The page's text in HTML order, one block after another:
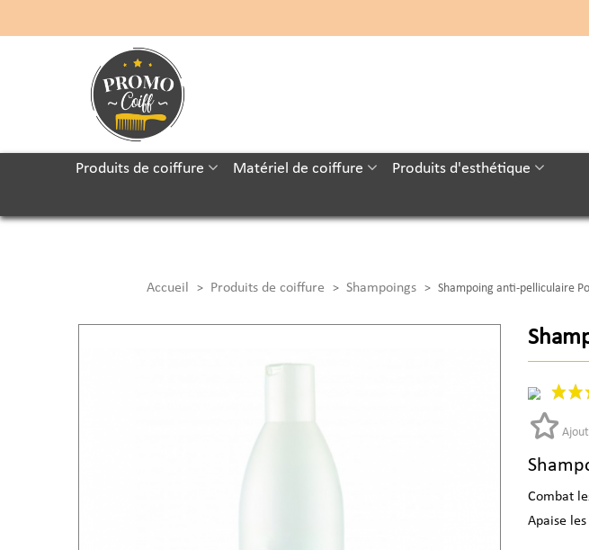
Produits de coiffure Matériel de coiffure Produits d'esthétique
Accueil > Produits de coiffure > Shampoings > Shampoing anti-pelliculaire
Combat
Apaise